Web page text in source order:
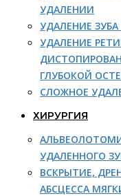
УДАЛЕНИИ
УДАЛЕНИЕ
УДАЛЕНИЕ
ГЛУБОКОЙ
СЛОЖНОЕ
ХИРУРГИЯ
УДАЛЕННОГО
ВСКРЫТИЕ,
АБСЦЕССА